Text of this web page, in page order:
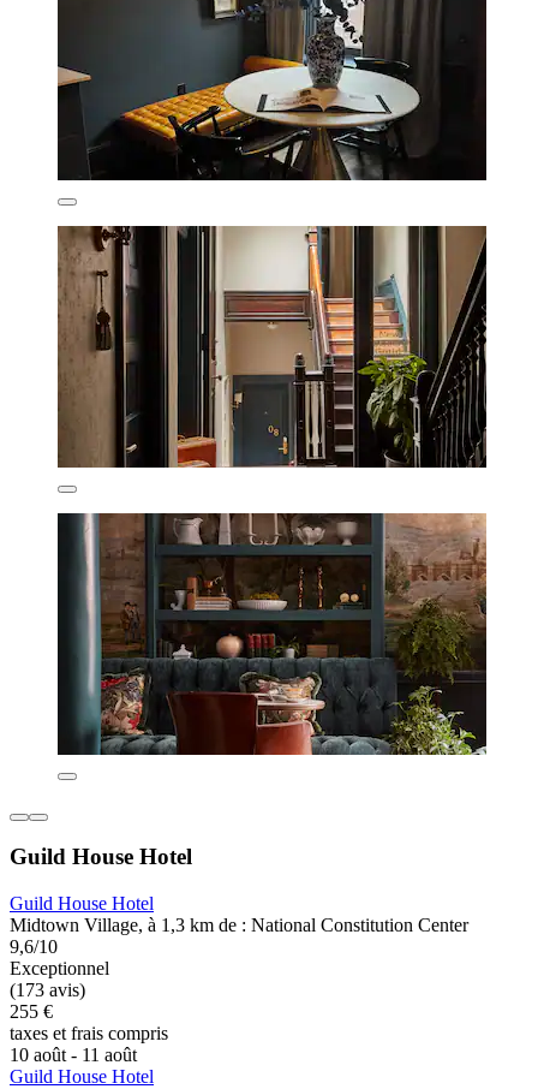
Guild House Hotel
Guild House Hotel
Midtown Village, à 1,3 km de : National Constitution Center
9,6/10
Exceptionnel
(173 avis)
255 €
taxes et frais compris
10 août - 11 août
Guild House Hotel